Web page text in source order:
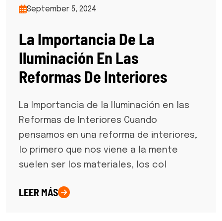
September 5, 2024
La Importancia De La
Iluminación En Las
Reformas De Interiores
La Importancia de la Iluminación en las
Reformas de Interiores Cuando
pensamos en una reforma de interiores,
lo primero que nos viene a la mente
suelen ser los materiales, los col
LEER MÁS